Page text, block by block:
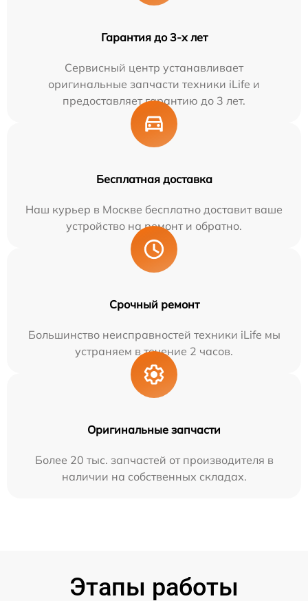
Гарантия до 3-х лет
Сервисный центр устанавливает
оригинальные запчасти техники iLife и
предоставляет гарантию до 3 лет.
Бесплатная доставка
Наш курьер в Москве бесплатно доставит ваше
устройство на ремонт и обратно.
Срочный ремонт
Большинство неисправностей техники iLife мы
устраняем в течение 2 часов.
Оригинальные запчасти
Более 20 тыс. запчастей от производителя в
наличии на собственных складах.
Этапы работы